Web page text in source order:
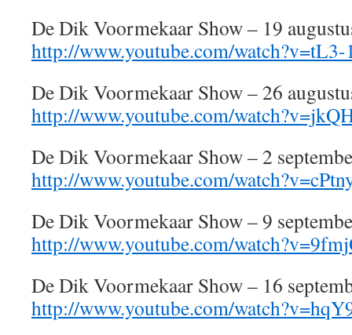
De Dik Voormekaar Show – 19
http://www.youtube.com/
De Dik Voormekaar Show – 26
http://www.youtube.com/
De Dik Voormekaar Show – 2
http://www.youtube.com/
De Dik Voormekaar Show – 9
http://www.youtube.com/
De Dik Voormekaar Show – 16
http://www.youtube.com/